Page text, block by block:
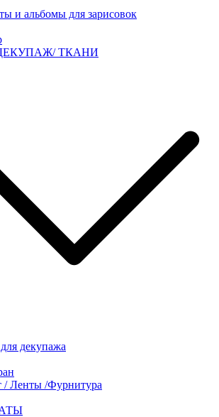
и альбомы для зарисовок
ТКАНИ
декупажа
/ Ленты /Фурнитура